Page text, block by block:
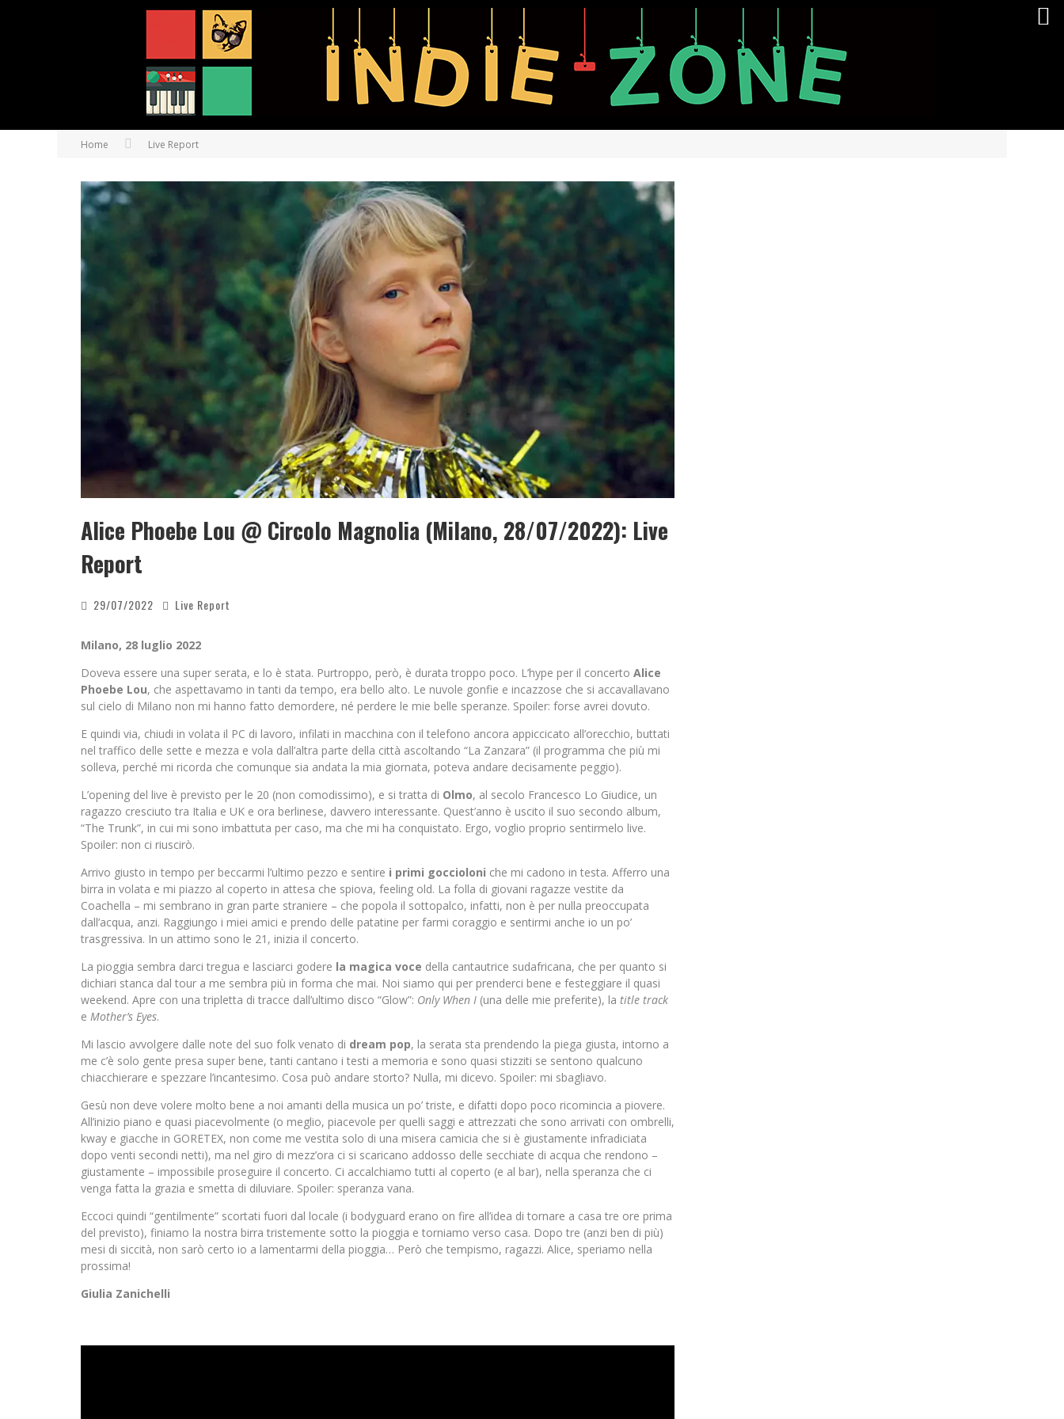
Home Live Report
Alice Phoebe Lou @ Circolo Magnolia (Milano, 28/07/2022): Live
Report
29/07/2022 Live Report
Milano, 28 luglio 2022
Doveva essere una super serata, e lo è stata. Purtroppo, però, è durata troppo poco. L’hype per il concerto Alice
Phoebe Lou, che aspettavamo in tanti da tempo, era bello alto. Le nuvole gonfie e incazzose che si accavallavano
sul cielo di Milano non mi hanno fatto demordere, né perdere le mie belle speranze. Spoiler: forse avrei dovuto.
E quindi via, chiudi in volata il PC di lavoro, infilati in macchina con il telefono ancora appiccicato all’orecchio, buttati
nel traffico delle sette e mezza e vola dall’altra parte della città ascoltando “La Zanzara” (il programma che più mi
solleva, perché mi ricorda che comunque sia andata la mia giornata, poteva andare decisamente peggio).
L’opening del live è previsto per le 20 (non comodissimo), e si tratta di Olmo, al secolo Francesco Lo Giudice, un
ragazzo cresciuto tra Italia e UK e ora berlinese, davvero interessante. Quest’anno è uscito il suo secondo album,
“The Trunk”, in cui mi sono imbattuta per caso, ma che mi ha conquistato. Ergo, voglio proprio sentirmelo live.
Spoiler: non ci riuscirò.
Arrivo giusto in tempo per beccarmi l’ultimo pezzo e sentire i primi goccioloni che mi cadono in testa. Afferro una
birra in volata e mi piazzo al coperto in attesa che spiova, feeling old. La folla di giovani ragazze vestite da
Coachella – mi sembrano in gran parte straniere – che popola il sottopalco, infatti, non è per nulla preoccupata
dall’acqua, anzi. Raggiungo i miei amici e prendo delle patatine per farmi coraggio e sentirmi anche io un po’
trasgressiva. In un attimo sono le 21, inizia il concerto.
La pioggia sembra darci tregua e lasciarci godere la magica voce della cantautrice sudafricana, che per quanto si
dichiari stanca dal tour a me sembra più in forma che mai. Noi siamo qui per prenderci bene e festeggiare il quasi
weekend. Apre con una tripletta di tracce dall’ultimo disco “Glow”: Only When I (una delle mie preferite), la title track
e Mother’s Eyes.
Mi lascio avvolgere dalle note del suo folk venato di dream pop, la serata sta prendendo la piega giusta, intorno a
me c’è solo gente presa super bene, tanti cantano i testi a memoria e sono quasi stizziti se sentono qualcuno
chiacchierare e spezzare l’incantesimo. Cosa può andare storto? Nulla, mi dicevo. Spoiler: mi sbagliavo.
Gesù non deve volere molto bene a noi amanti della musica un po’ triste, e difatti dopo poco ricomincia a piovere.
All’inizio piano e quasi piacevolmente (o meglio, piacevole per quelli saggi e attrezzati che sono arrivati con ombrelli,
kway e giacche in GORETEX, non come me vestita solo di una misera camicia che si è giustamente infradiciata
dopo venti secondi netti), ma nel giro di mezz’ora ci si scaricano addosso delle secchiate di acqua che rendono –
giustamente – impossibile proseguire il concerto. Ci accalchiamo tutti al coperto (e al bar), nella speranza che ci
venga fatta la grazia e smetta di diluviare. Spoiler: speranza vana.
Eccoci quindi “gentilmente” scortati fuori dal locale (i bodyguard erano on fire all’idea di tornare a casa tre ore prima
del previsto), finiamo la nostra birra tristemente sotto la pioggia e torniamo verso casa. Dopo tre (anzi ben di più)
mesi di siccità, non sarò certo io a lamentarmi della pioggia… Però che tempismo, ragazzi. Alice, speriamo nella
prossima!
Giulia Zanichelli